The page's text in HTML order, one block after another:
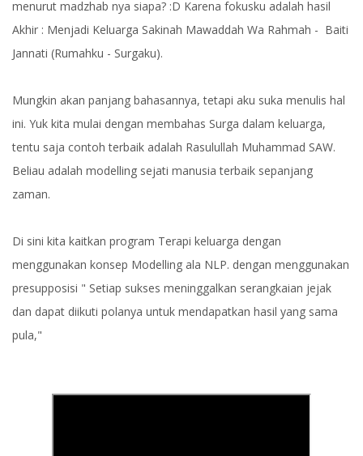
menurut madzhab nya siapa? :D Karena fokusku adalah hasil
Akhir : Menjadi Keluarga Sakinah Mawaddah Wa Rahmah - Baiti
Jannati (Rumahku - Surgaku).
Mungkin akan panjang bahasannya, tetapi aku suka menulis hal
ini. Yuk kita mulai dengan membahas Surga dalam keluarga,
tentu saja contoh terbaik adalah Rasulullah Muhammad SAW.
Beliau adalah modelling sejati manusia terbaik sepanjang
zaman.
Di sini kita kaitkan program Terapi keluarga dengan
menggunakan konsep Modelling ala NLP. dengan menggunakan
presupposisi " Setiap sukses meninggalkan serangkaian jejak
dan dapat diikuti polanya untuk mendapatkan hasil yang sama
pula,"